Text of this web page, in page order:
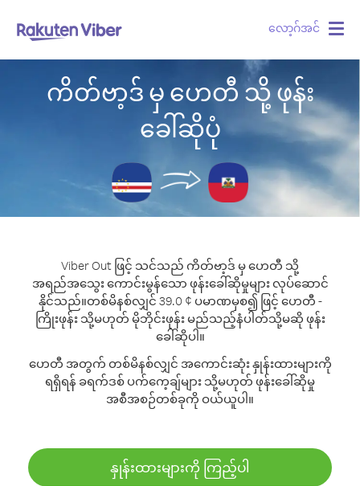
လော့ဂ်အင်
ကိတ်ဗာ့ဒ် မှ ဟေတီ သို့ ဖုန်း
ခေါ်ဆိုပုံ
Viber Out ဖြင့် သင်သည် ကိတ်ဗာ့ဒ် မှ ဟေတီ သို့
အရည်အသွေး ကောင်းမွန်သော ဖုန်းခေါ်ဆိုမှုများ လုပ်ဆောင်
နိုင်သည်။တစ်မိနစ်လျှင် 39.0 ¢ ပမာဏမှစ၍ ဖြင့် ဟေတီ -
ကြိုးဖုန်း သို့မဟုတ် မိုဘိုင်းဖုန်း မည်သည့်နံပါတ်သို့မဆို ဖုန်း
ခေါ်ဆိုပါ။
ဟေတီ အတွက် တစ်မိနစ်လျှင် အကောင်းဆုံး နှုန်းထားများကို
ရရှိရန် ခရက်ဒစ် ပက်ကေ့ချ်များ သို့မဟုတ် ဖုန်းခေါ်ဆိုမှု
အစီအစဉ်တစ်ခုကို ဝယ်ယူပါ။
နှုန်းထားများကို ကြည့်ပါ